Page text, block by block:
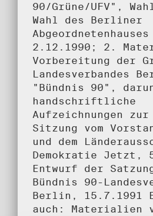
90/Grüne/UFV",
Wahl des Berliner
Abgeordnetenhauses
2.12.1990; 2.
Vorbereitung der
Landesverbandes
"Bündnis 90",
handschriftliche
Aufzeichnungen zur
Sitzung vom
und dem
Demokratie Jetzt,
Entwurf der
Bündnis 90-
Berlin, 15.7.1991
auch: Materialien